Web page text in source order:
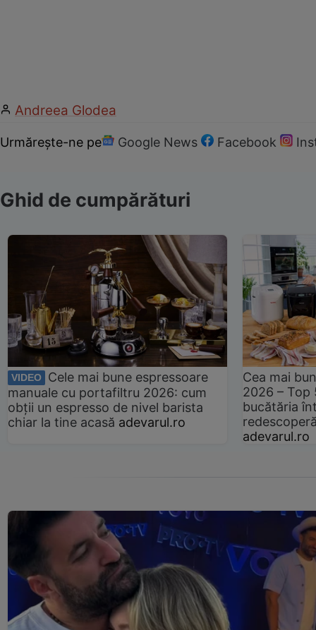
Andreea Glodea
Urmărește-ne pe Google News Facebook
Ghid de cumpărături
VIDEO
Cele mai bune espressoare
manuale cu portafiltru 2026: cum
obții un espresso de nivel barista
chiar la tine acasă adevarul.ro
Cea mai
2026 –
bucătăria
adevarul.ro